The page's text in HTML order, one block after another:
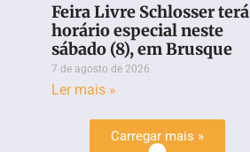
Feira Livre Schlosser terá
horário especial neste
sábado (8), em Brusque
7 de agosto de 2026
Ler mais »
Carregar mais »